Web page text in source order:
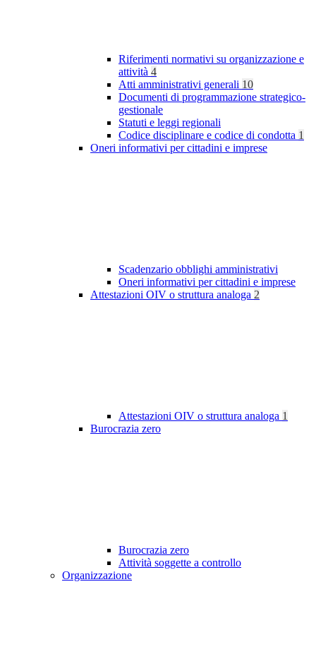
Riferimenti normativi su organizzazione e
attività 4
Atti amministrativi generali 10
Documenti di programmazione strategico-
gestionale
Statuti e leggi regionali
Codice disciplinare e codice di condotta 1
Oneri informativi per cittadini e imprese
Scadenzario obblighi amministrativi
Oneri informativi per cittadini e imprese
Attestazioni OIV o struttura analoga 2
Attestazioni OIV o struttura analoga 1
Burocrazia zero
Burocrazia zero
Attività soggette a controllo
Organizzazione